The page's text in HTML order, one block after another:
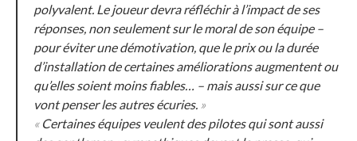
polyvalent. Le joueur devra réfléchir à l’impact de ses
réponses, non seulement sur le moral de son équipe –
pour éviter une démotivation, que le prix ou la durée
d’installation de certaines améliorations augmentent ou
qu’elles soient moins fiables… – mais aussi sur ce que
vont penser les autres écuries. »
« Certaines équipes veulent des pilotes qui sont aussi